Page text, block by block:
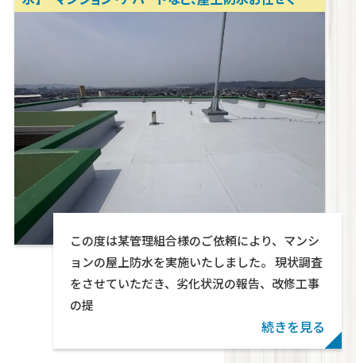
さい！ マンションリフォーム、アパートリフォーム
岡山リフォーム相談所 テクトン・パートナーズ
Warning: foreach() argument must be of type
given in/home/wp571078/tekton-
partners.jp/public_html/wp-
content/themes/swell_child_tekton/parts/
この度は某管理組合様のご依頼により、マンシ
ョンの屋上防水を実施いたしました。 現状調査
をさせていただき、劣化状況の報告、改修工事
の提
続きを見る